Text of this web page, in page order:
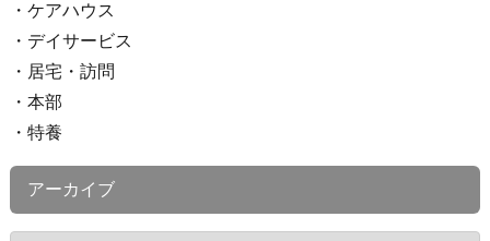
ケアハウス
デイサービス
居宅・訪問
本部
特養
アーカイブ